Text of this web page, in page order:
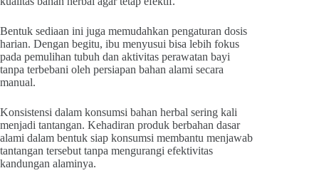
Bentuk sediaan ini juga memudahkan pengaturan dosis
harian. Dengan begitu, ibu menyusui bisa lebih fokus
pada pemulihan tubuh dan aktivitas perawatan bayi
tanpa terbebani oleh persiapan bahan alami secara
manual.
Konsistensi dalam konsumsi bahan herbal sering kali
menjadi tantangan. Kehadiran produk berbahan dasar
alami dalam bentuk siap konsumsi membantu menjawab
tantangan tersebut tanpa mengurangi efektivitas
kandungan alaminya.